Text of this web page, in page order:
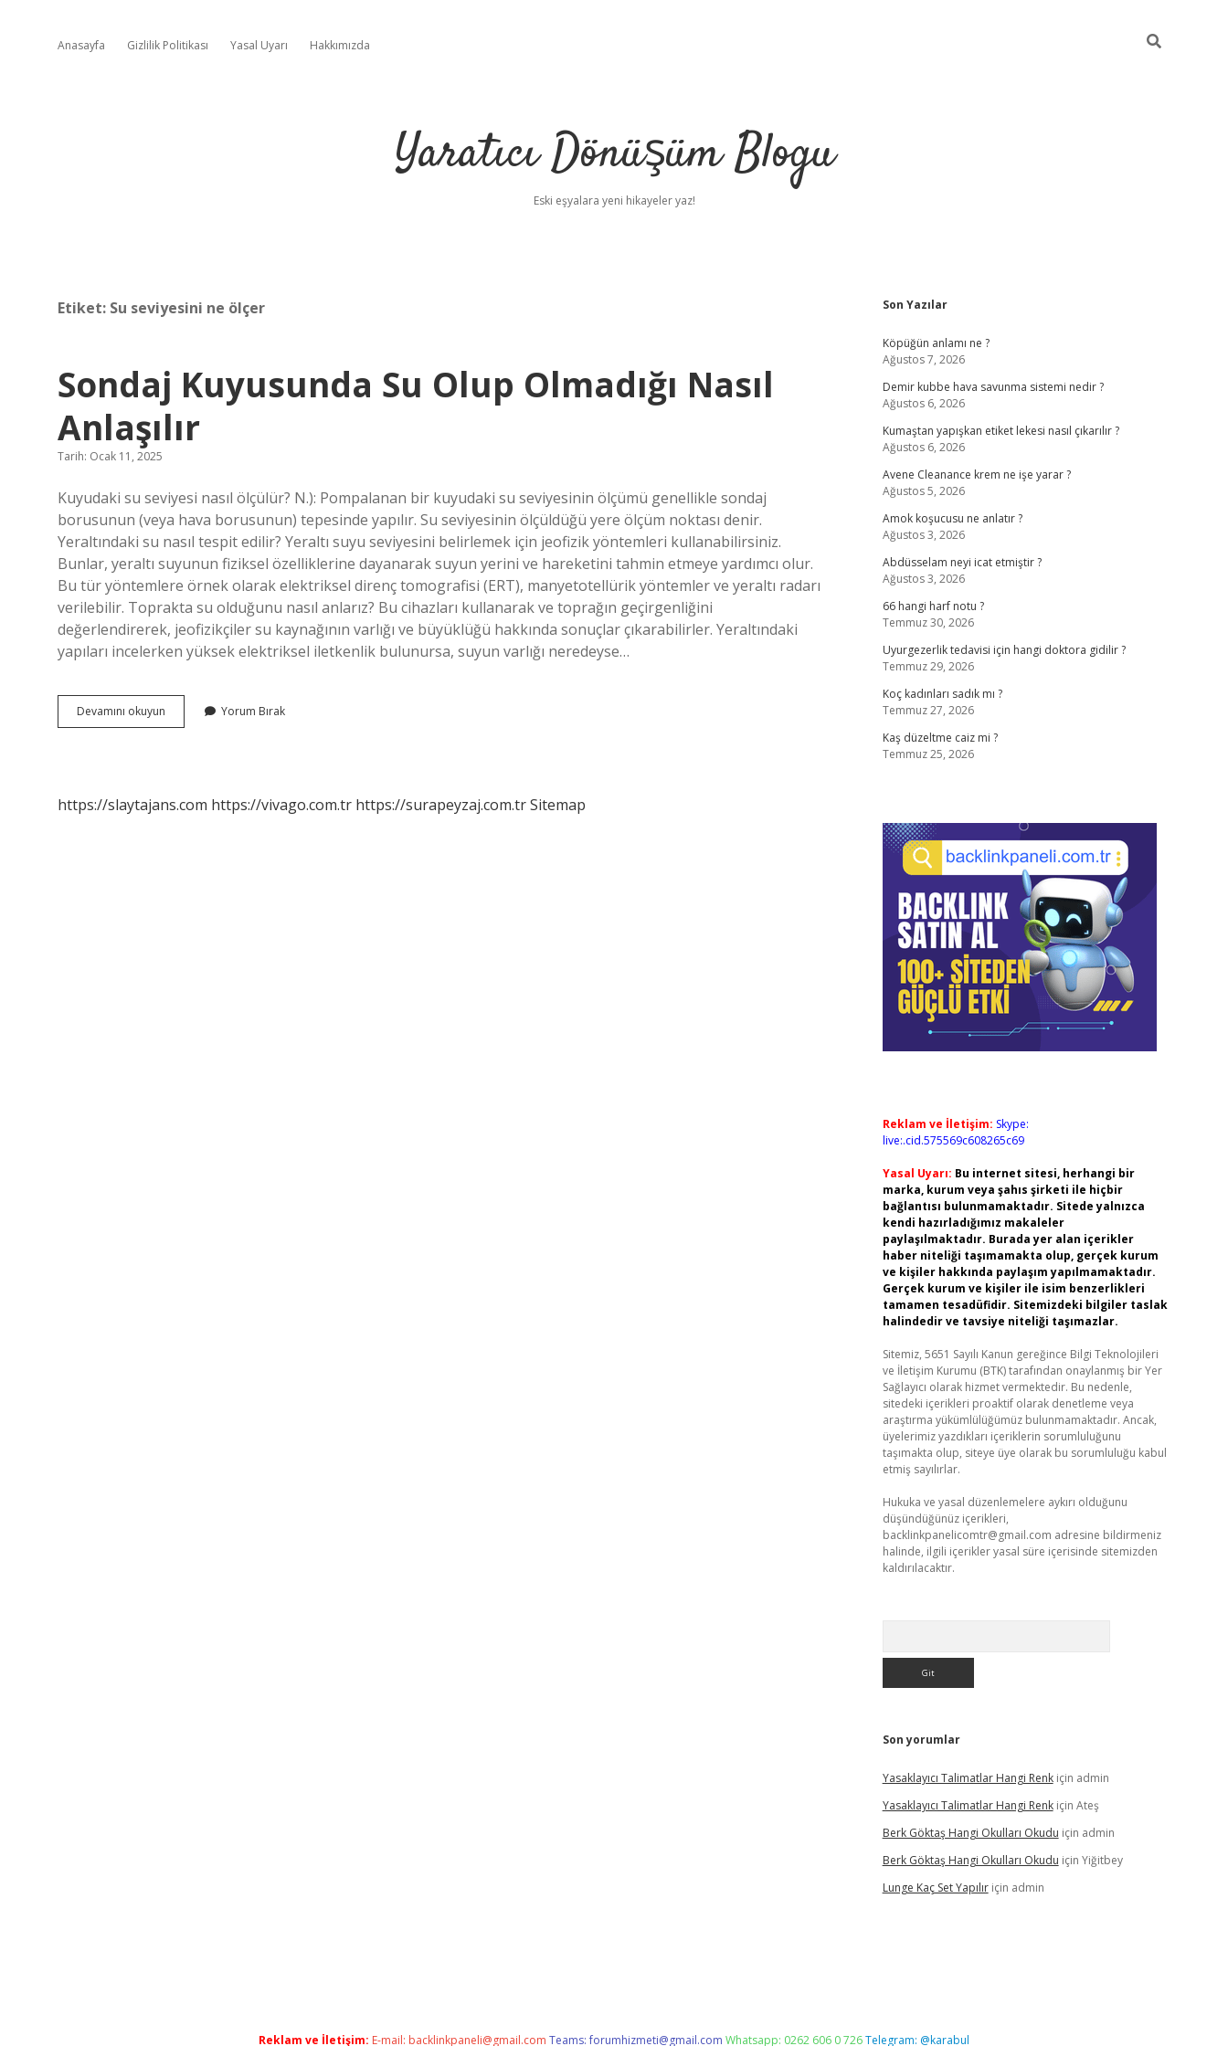
Anasayfa Gizlilik Politikası Yasal Uyarı Hakkımızda
Yaratıcı Dönüşüm Blogu
Eski eşyalara yeni hikayeler yaz!
Etiket: Su seviyesini ne ölçer
Sondaj Kuyusunda Su Olup Olmadığı Nasıl
Anlaşılır
Tarih: Ocak 11, 2025
Kuyudaki su seviyesi nasıl ölçülür? N.): Pompalanan bir kuyudaki su seviyesinin ölçümü genellikle sondaj
borusunun (veya hava borusunun) tepesinde yapılır. Su seviyesinin ölçüldüğü yere ölçüm noktası denir.
Yeraltındaki su nasıl tespit edilir? Yeraltı suyu seviyesini belirlemek için jeofizik yöntemleri kullanabilirsiniz.
Bunlar, yeraltı suyunun fiziksel özelliklerine dayanarak suyun yerini ve hareketini tahmin etmeye yardımcı olur.
Bu tür yöntemlere örnek olarak elektriksel direnç tomografisi (ERT), manyetotellürik yöntemler ve yeraltı radarı
verilebilir. Toprakta su olduğunu nasıl anlarız? Bu cihazları kullanarak ve toprağın geçirgenliğini
değerlendirerek, jeofizikçiler su kaynağının varlığı ve büyüklüğü hakkında sonuçlar çıkarabilirler. Yeraltındaki
yapıları incelerken yüksek elektriksel iletkenlik bulunursa, suyun varlığı neredeyse…
Devamını okuyun
Kuyusunda
Anlaşılır
Yorum Bırak
https://slaytajans.com https://vivago.com.tr https://surapeyzaj.com.trSitemap
Sidebar
Son Yazılar
Köpüğün anlamı ne ?
Ağustos 7, 2026
Demir kubbe hava savunma sistemi nedir ?
Ağustos 6, 2026
Kumaştan yapışkan etiket lekesi nasıl çıkarılır ?
Ağustos 6, 2026
Avene Cleanance krem ne işe yarar ?
Ağustos 5, 2026
Amok koşucusu ne anlatır ?
Ağustos 3, 2026
Abdüsselam neyi icat etmiştir ?
Ağustos 3, 2026
66 hangi harf notu ?
Temmuz 30, 2026
Uyurgezerlik tedavisi için hangi doktora gidilir ?
Temmuz 29, 2026
Koç kadınları sadık mı ?
Temmuz 27, 2026
Kaş düzeltme caiz mi ?
Temmuz 25, 2026
Reklam ve İletişim: Skype:
live:.cid.575569c608265c69
Yasal Uyarı: Bu internet sitesi, herhangi bir
marka, kurum veya şahıs şirketi ile hiçbir
bağlantısı bulunmamaktadır. Sitede yalnızca
kendi hazırladığımız makaleler
paylaşılmaktadır. Burada yer alan içerikler
haber niteliği taşımamakta olup, gerçek kurum
ve kişiler hakkında paylaşım yapılmamaktadır.
Gerçek kurum ve kişiler ile isim benzerlikleri
tamamen tesadüfidir. Sitemizdeki bilgiler taslak
halindedir ve tavsiye niteliği taşımazlar.
Sitemiz, 5651 Sayılı Kanun gereğince Bilgi Teknolojileri
ve İletişim Kurumu (BTK) tarafından onaylanmış bir Yer
Sağlayıcı olarak hizmet vermektedir. Bu nedenle,
sitedeki içerikleri proaktif olarak denetleme veya
araştırma yükümlülüğümüz bulunmamaktadır. Ancak,
üyelerimiz yazdıkları içeriklerin sorumluluğunu
taşımakta olup, siteye üye olarak bu sorumluluğu kabul
etmiş sayılırlar.
Hukuka ve yasal düzenlemelere aykırı olduğunu
düşündüğünüz içerikleri,
backlinkpanelicomtr@gmail.com adresine bildirmeniz
halinde, ilgili içerikler yasal süre içerisinde sitemizden
kaldırılacaktır.
Son yorumlar
Yasaklayıcı Talimatlar Hangi Renkiçin admin
Yasaklayıcı Talimatlar Hangi Renkiçin Ateş
Berk Göktaş Hangi Okulları Okudu için admin
Berk Göktaş Hangi Okulları Okudu için Yiğitbey
Lunge Kaç Set Yapılıriçin admin
Reklam ve İletişim: E-mail: backlinkpaneli@gmail.com Teams:forumhizmeti@gmail.com Whatsapp: 0262 606 0 726Telegram: @karabul